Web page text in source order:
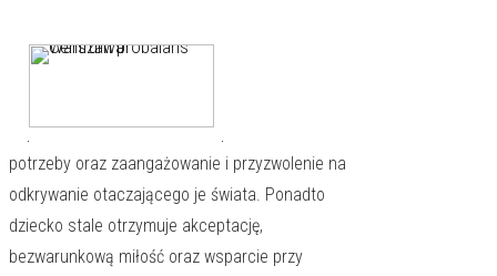
dziecku przez matkę. Opiera się na poczuciu
bezpieczeństwa i zaufania oraz wierze w stałość i
odpowiedź na komunikowane przez dziecko
potrzeby oraz zaangażowanie i przyzwolenie na
odkrywanie otaczającego je świata. Ponadto
dziecko stale otrzymuje akceptację,
bezwarunkową miłość oraz wsparcie przy